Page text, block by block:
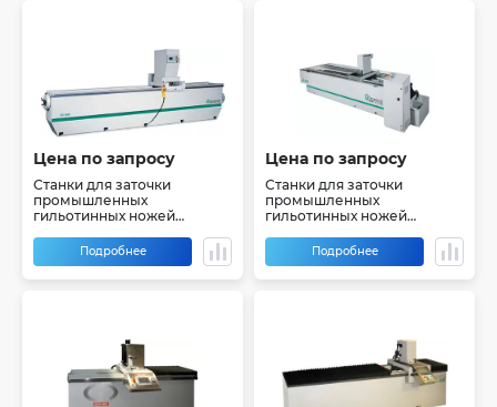
Цена по запросу
Станки для заточки
промышленных
гильотинных ножей
Подробнее
Цена по запросу
Станки для заточки
промышленных
гильотинных ножей
Подробнее